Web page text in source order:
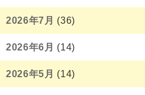
2026年7月 (36)
2026年6月 (14)
2026年5月 (14)